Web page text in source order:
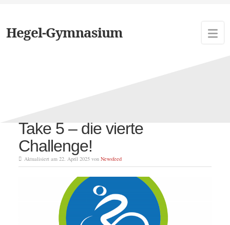
Hegel-Gymnasium
Take 5 – die vierte
Challenge!
Aktualisiert am 22. April 2025 von Newsfeed